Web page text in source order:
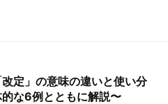
改定」の意味の違いと使い分
な6例とともに解説〜